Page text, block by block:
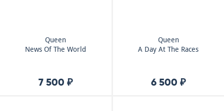
Queen
News Of The World
7 500 ₽
Queen
A Day At The Races
6 500 ₽